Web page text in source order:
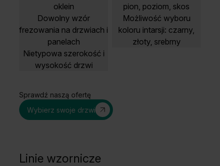
oklein
pion, poziom, skos
Dowolny wzór
frezowania na drzwiach i
panelach
Możliwość wyboru
koloru intarsji: czarny,
złoty, srebrny
Nietypowa szerokość i
wysokość drzwi
Sprawdź naszą ofertę
Wybierz swoje drzwi
Linie wzornicze